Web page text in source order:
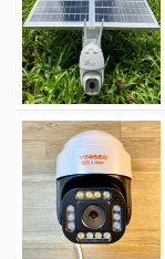
Tô
Xe
Máy
Đồ
chơi
công